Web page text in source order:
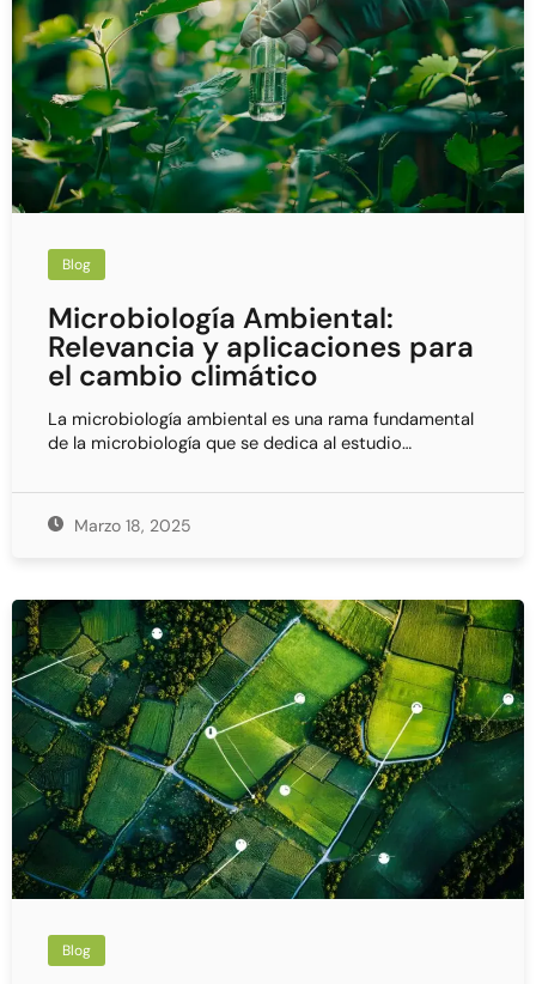
Blog
Microbiología Ambiental:
Relevancia y aplicaciones para
el cambio climático
La microbiología ambiental es una rama fundamental
de la microbiología que se dedica al estudio…
Marzo 18, 2025
Blog